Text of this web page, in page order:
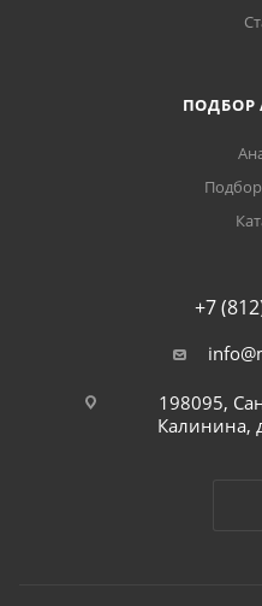
ПОДБОР
+7
198095,
Калинина,